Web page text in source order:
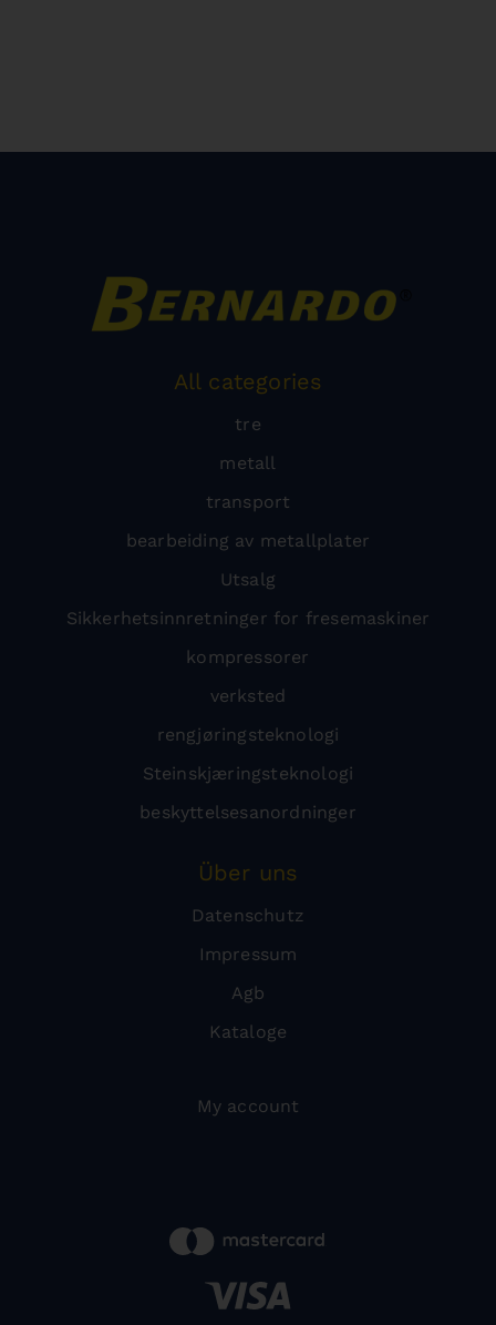
All categories
tre
metall
transport
bearbeiding av metallplater
Utsalg
Sikkerhetsinnretninger for fresemaskiner
kompressorer
verksted
rengjøringsteknologi
Steinskjæringsteknologi
beskyttelsesanordninger
Über uns
Datenschutz
Impressum
Agb
Kataloge
My account